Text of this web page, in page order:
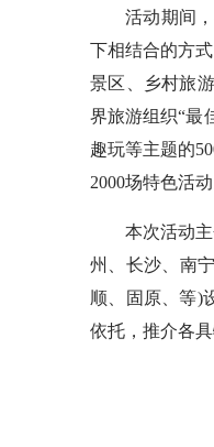
活动期间，
下相结合的方
景区、乡村旅
界旅游组织“最
趣玩等主题的
2000场特色活
本次活动主会
州、长沙、南
顺、固原、等)
依托，推介各